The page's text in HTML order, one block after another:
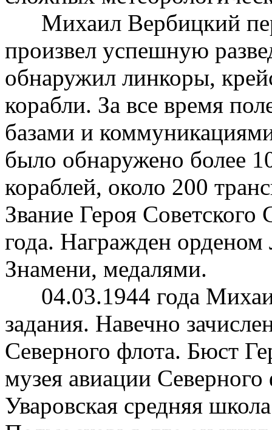
Михаил Вербицкий
произвел успешную
обнаружил линкоры,
корабли. За все время
базами и
было обнаружено более
кораблей, около 200
Звание Героя
года. Награжден
Знамени, медалями.
04.03.1944 года
задания. Навечно
Северного флота. Бюст
музея авиации
Уваровская средняя